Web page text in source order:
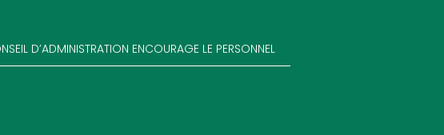
D’ADMINISTRATION ENCOURAGE LE PERSONNEL